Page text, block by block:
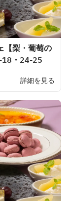
【梨・葡萄の
18・24-25
詳細を見る